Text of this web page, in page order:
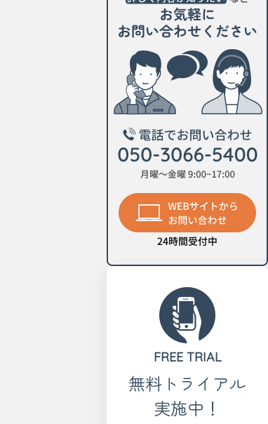
FREE TRIAL
無料トライアル
実施中！